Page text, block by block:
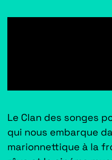
Le Clan des songes
qui nous embarque
marionnettique à la